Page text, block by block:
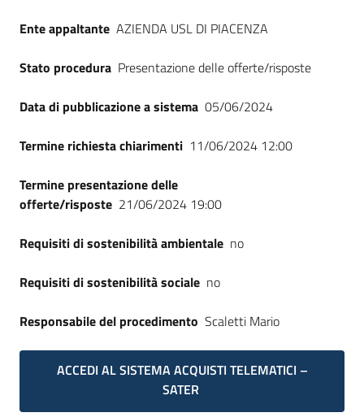
Ente appaltante AZIENDA USL DI PIACENZA
Stato procedura Presentazione delle offerte/risposte
Data di pubblicazione a sistema 05/06/2024
Termine richiesta chiarimenti 11/06/2024 12:00
Termine presentazione delle
offerte/risposte 21/06/2024 19:00
Requisiti di sostenibilità ambientale no
Requisiti di sostenibilità sociale no
Responsabile del procedimento Scaletti Mario
ACCEDI AL SISTEMA ACQUISTI TELEMATICI –
SATER